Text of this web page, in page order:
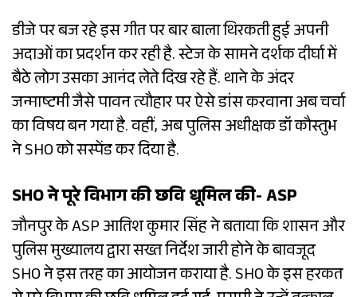
डीजे पर बज रहे इस गीत पर बार बाला थिरकती हुई अपनी
अदाओं का प्रदर्शन कर रही है. स्टेज के सामने दर्शक दीर्घा में
बैठे लोग उसका आनंद लेते दिख रहे हैं. थाने के अंदर
जन्माष्टमी जैसे पावन त्यौहार पर ऐसे डांस करवाना अब चर्चा
का विषय बन गया है. वहीं, अब पुलिस अधीक्षक डॉ कौस्तुभ
ने SHO को सस्पेंड कर दिया है.
SHO ने पूरे विभाग की छवि धूमिल की- ASP
जौनपुर के ASP आतिश कुमार सिंह ने बताया कि शासन और
पुलिस मुख्यालय द्वारा सख्त निर्देश जारी होने के बावजूद
SHO ने इस तरह का आयोजन कराया है. SHO के इस हरकत